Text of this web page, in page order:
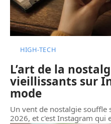
HIGH-TECH
L’art de la
vieillissants sur
mode
Un vent de nostalgie souffle
2026, et c'est Instagram qui